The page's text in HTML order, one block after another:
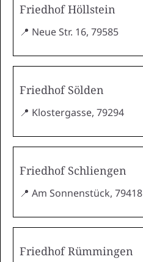
Friedhof Höllstein
📍 Neue Str. 16, 79585
Friedhof Sölden
📍 Klostergasse, 79294
Friedhof Schliengen
📍 Am Sonnenstück, 79418
Friedhof Rümmingen